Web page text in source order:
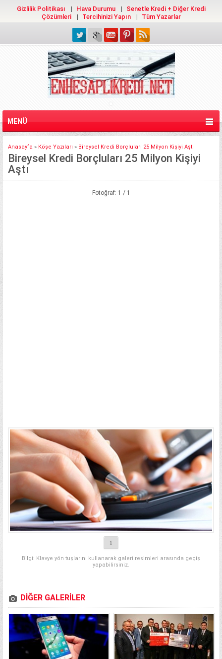
Gizlilik Politikası Hava Durumu
Senetle Kredi + Diğer Kredi
Çözümleri
Tercihinizi Yapın Tüm Yazarlar
MENÜ
Anasayfa » Köşe Yazıları » Bireysel Kredi Borçluları 25 Milyon Kişiyi Aştı
Bireysel Kredi Borçluları 25 Milyon Kişiyi
Aştı
Fotoğraf: 1 / 1
1
Bilgi: Klavye yön tuşlarını kullanarak galeri resimleri arasında geçiş
yapabilirsiniz.
DİĞER GALERİLER